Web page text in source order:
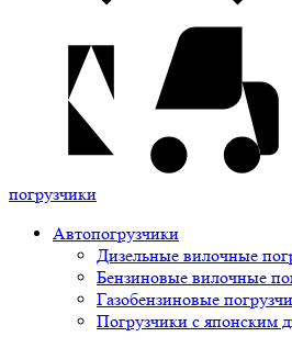
погрузчики
Автопогрузчики
Дизельные вилочные
Бензиновые вилочные
Газобензиновые
Погрузчики с японским